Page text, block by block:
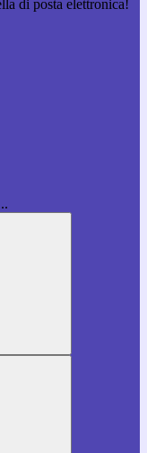
di posta elettronica!